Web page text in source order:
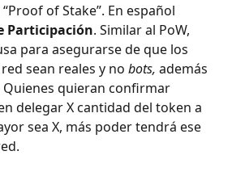
of Stake”. En español
Participación. Similar al PoW,
para asegurarse de que los
sean reales y no bots, además
quieran confirmar
delegar X cantidad del token a
sea X, más poder tendrá ese